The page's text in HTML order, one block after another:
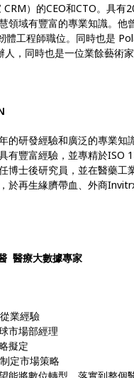
）的CEO和CTO。具
領域有豐富的專業知識。
體工程師職位。同時也是
，同時也是一位業餘藝術家
的研發經驗和廣泛的專業知識
有豐富經驗，並專精於ISO
博士後研究員，並在醫藥
於再生緣臍帶血、外商
醫療大數據專家
業經驗
市場部經理
擬定
定市場策略